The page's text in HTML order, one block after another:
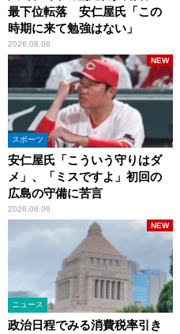
最下位転落 安仁屋氏「この
時期に来て勉強はない」
2026.08.06
スポーツ
安仁屋氏「こういう守りはダ
メ」、「ミスですよ」初回の
広島の守備に苦言
2026.08.06
NEW
ニュース
政治日程でみる消費税率引き
NEW